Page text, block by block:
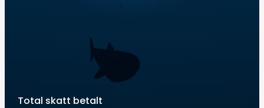
Total skatt betalt